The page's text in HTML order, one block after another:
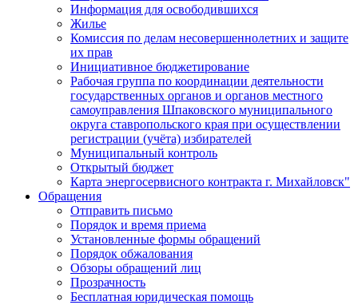
Информация для освободившихся
Жилье
Комиссия по делам несовершеннолетних и защите
их прав
Инициативное бюджетирование
Рабочая группа по координации деятельности
государственных органов и органов местного
самоуправления Шпаковского муниципального
округа ставропольского края при осуществлении
регистрации (учёта) избирателей
Муниципальный контроль
Открытый бюджет
Карта энергосервисного контракта г. Михайловск"
Обращения
Отправить письмо
Порядок и время приема
Установленные формы обращений
Порядок обжалования
Обзоры обращений лиц
Прозрачность
Бесплатная юридическая помощь